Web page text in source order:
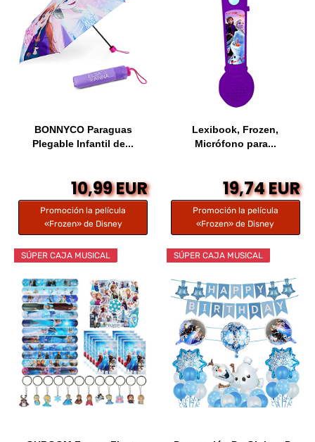
BONNYCO Paraguas
Plegable Infantil de...
10,99 EUR
Promoción la película
«Frozen» de Disney
Lexibook, Frozen,
Micrófono para...
19,74 EUR
Promoción la película
«Frozen» de Disney
SÚPER CAJA MUSICAL SÚPER CAJA MUSICAL